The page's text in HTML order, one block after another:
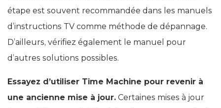
étape est souvent recommandée dans les manuels
d’instructions TV comme méthode de dépannage.
D’ailleurs, vérifiez également le manuel pour
d’autres solutions possibles.
Essayez d’utiliser Time Machine pour revenir à
une ancienne mise à jour. Certaines mises à jour